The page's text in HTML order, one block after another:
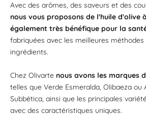
Avec des arômes, des saveurs et des
nous vous proposons de l'huile d'olive
également très bénéfique pour la
fabriquées avec les meilleures
ingrédients.
Chez Olivarte nous avons les marques
telles que Verde Esmeralda, Olibaeza ou
Subbética, ainsi que les principales
avec des caractéristiques uniques.